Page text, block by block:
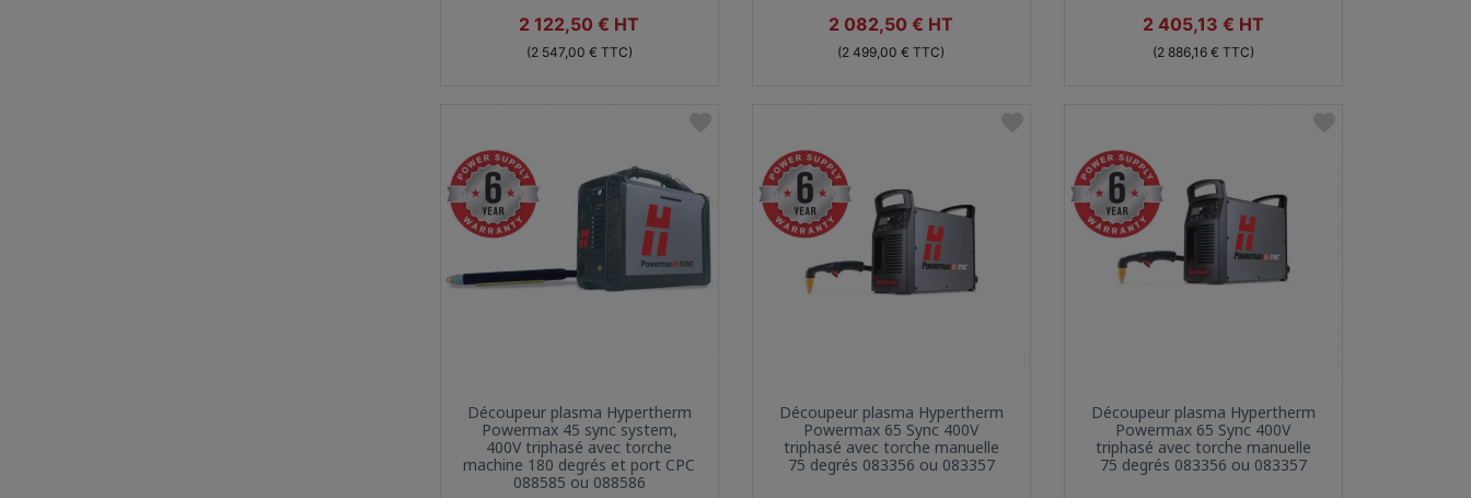
Prix
2 122,50 € HT
(2 547,00 € TTC)
Prix
2 082,50 € HT
(2 499,00 € TTC)
Prix
2 405,13 € HT
(2 886,16 € TTC)
Aperçu rapide
Découpeur plasma Hypertherm
Powermax 45 sync system,
400V triphasé avec torche
machine 180 degrés et port CPC
088585 ou 088586
Aperçu rapide
Découpeur plasma Hypertherm
Powermax 65 Sync 400V
triphasé avec torche manuelle
75 degrés 083356 ou 083357
Aperçu rapide
Découpeur plasma Hypertherm
Powermax 65 Sync 400V
triphasé avec torche manuelle
75 degrés 083356 ou 083357